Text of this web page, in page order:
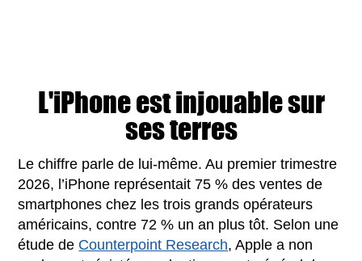
L'iPhone est injouable sur
ses terres
Le chiffre parle de lui-même. Au premier trimestre
2026, l’iPhone représentait 75 % des ventes de
smartphones chez les trois grands opérateurs
américains, contre 72 % un an plus tôt. Selon une
étude de Counterpoint Research, Apple a non